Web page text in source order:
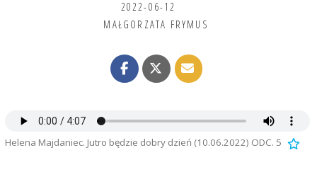
2022-06-12
MAŁGORZATA FRYMUS
Helena Majdaniec. Jutro będzie dobry dzień (10.06.2022) ODC. 5